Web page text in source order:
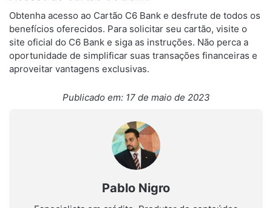
Obtenha acesso ao Cartão C6 Bank e desfrute de todos os
benefícios oferecidos. Para solicitar seu cartão, visite o
site oficial do C6 Bank e siga as instruções. Não perca a
oportunidade de simplificar suas transações financeiras e
aproveitar vantagens exclusivas.
Publicado em: 17 de maio de 2023
Pablo Nigro